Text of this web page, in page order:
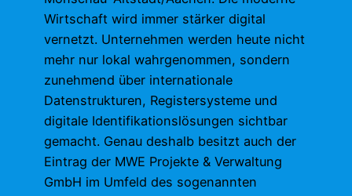
Wirtschaft wird immer stärker digital
vernetzt. Unternehmen werden heute nicht
mehr nur lokal wahrgenommen, sondern
zunehmend über internationale
Datenstrukturen, Registersysteme und
digitale Identifikationslösungen sichtbar
gemacht. Genau deshalb besitzt auch der
Eintrag der MWE Projekte & Verwaltung
GmbH im Umfeld des sogenannten